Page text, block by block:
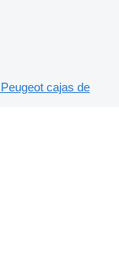
Peugeot cajas de